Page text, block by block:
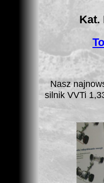
Kat.
Nasz
silnik VVTi